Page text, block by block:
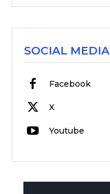
SOCIAL MEDIA
Facebook
X
Youtube